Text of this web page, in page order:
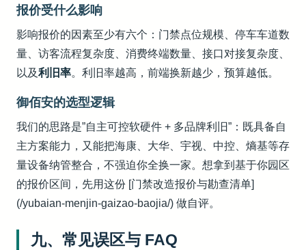
报价受什么影响
影响报价的因素至少有六个：门禁点位规模、停车车道数
量、访客流程复杂度、消费终端数量、接口对接复杂度、
以及利旧率。利旧率越高，前端换新越少，预算越低。
御佰安的选型逻辑
我们的思路是”自主可控软硬件 + 多品牌利旧”：既具备自
主方案能力，又能把海康、大华、宇视、中控、熵基等存
量设备纳管整合，不强迫你全换一家。想拿到基于你园区
的报价区间，先用这份 [门禁改造报价与勘查清单]
(/yubaian-menjin-gaizao-baojia/) 做自评。
九、常见误区与 FAQ